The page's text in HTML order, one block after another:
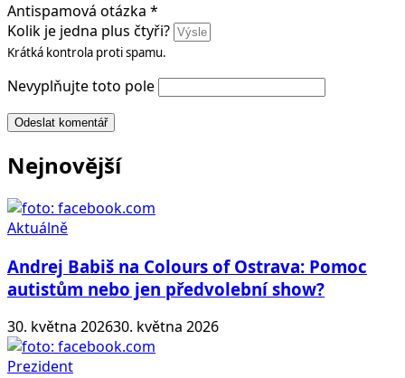
Antispamová otázka *
Kolik je jedna plus čtyři?
Krátká kontrola proti spamu.
Nevyplňujte toto pole
Odeslat komentář
Nejnovější
Aktuálně
Andrej Babiš na Colours of Ostrava: Pomoc
autistům nebo jen předvolební show?
30. května 202630. května 2026
Prezident